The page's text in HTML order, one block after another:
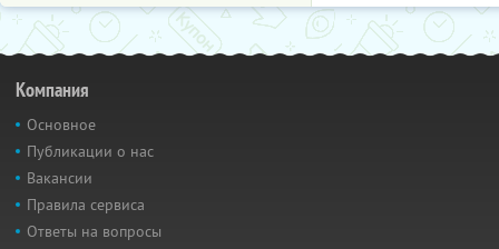
Компания
Основное
Публикации о нас
Вакансии
Правила сервиса
Ответы на вопросы